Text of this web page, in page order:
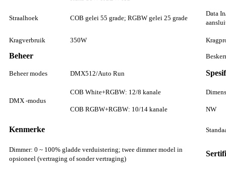
Straalhoek COB gelei 55 grade; RGBW gelei 25 grade
Data
Kragverbruik 350W
Beheer
Beheer modes DMX512/Auto Run
DMX -modus
COB White+RGBW: 12/8 kanale
COB RGBW+RGBW: 10/14 kanale NW
Kenmerke
Dimmer: 0 ~ 100% gladde verduistering; twee dimmer model in
opsioneel (vertraging of sonder vertraging)